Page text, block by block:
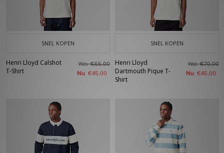
SNEL KOPEN
Henri Lloyd Calshot
T-Shirt
Was€65,00
Nu €45,00
SNEL KOPEN
Henri Lloyd
Dartmouth Pique T-
Shirt
Was€70,00
Nu €45,00